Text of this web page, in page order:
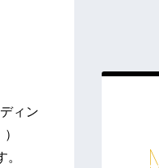
ィン